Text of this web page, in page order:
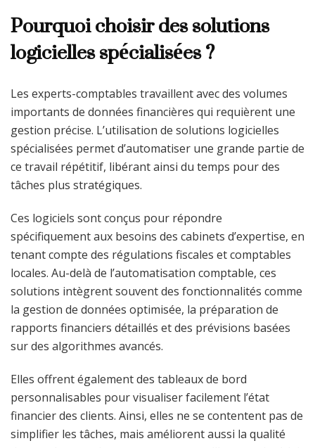
Pourquoi choisir des solutions
logicielles spécialisées ?
Les experts-comptables travaillent avec des volumes
importants de données financières qui requièrent une
gestion précise. L’utilisation de solutions logicielles
spécialisées permet d’automatiser une grande partie de
ce travail répétitif, libérant ainsi du temps pour des
tâches plus stratégiques.
Ces logiciels sont conçus pour répondre
spécifiquement aux besoins des cabinets d’expertise, en
tenant compte des régulations fiscales et comptables
locales. Au-delà de l’automatisation comptable, ces
solutions intègrent souvent des fonctionnalités comme
la gestion de données optimisée, la préparation de
rapports financiers détaillés et des prévisions basées
sur des algorithmes avancés.
Elles offrent également des tableaux de bord
personnalisables pour visualiser facilement l’état
financier des clients. Ainsi, elles ne se contentent pas de
simplifier les tâches, mais améliorent aussi la qualité